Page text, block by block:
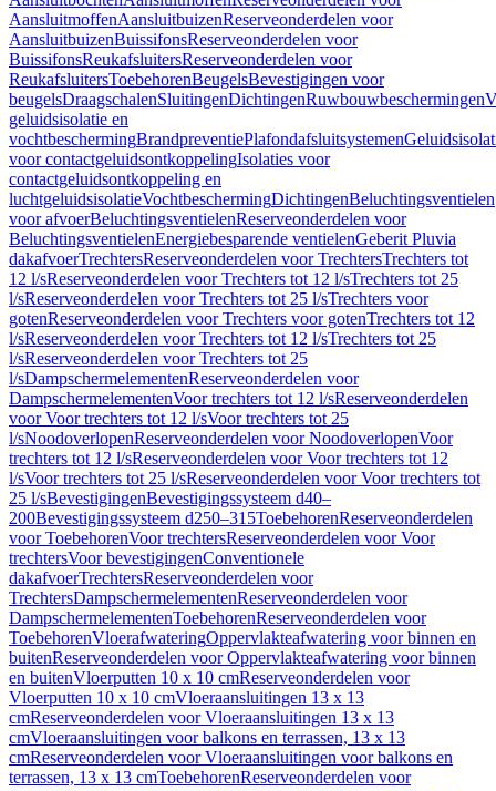
AansluitmoffenAansluitbuizenReserveonderdelen voor
AansluitbuizenBuissifonsReserveonderdelen voor
BuissifonsReukafsluitersReserveonderdelen voor
ReukafsluitersToebehorenBeugelsBevestigingen voor
beugelsDraagschalenSluitingenDichtingenRuwbouwbeschermingen
geluidsisolatie en
vochtbeschermingBrandpreventiePlafondafsluitsystemen
voor contactgeluidsontkoppelingIsolaties voor
contactgeluidsontkoppeling en
luchtgeluidsisolatieVochtbeschermingDichtingenBeluchtingsventielen
voor afvoerBeluchtingsventielenReserveonderdelen voor
BeluchtingsventielenEnergiebesparende ventielenGeberit Pluvia
dakafvoerTrechtersReserveonderdelen voor TrechtersTrechters tot
12 l/sReserveonderdelen voor Trechters tot 12 l/sTrechters tot 25
l/sReserveonderdelen voor Trechters tot 25 l/sTrechters voor
gotenReserveonderdelen voor Trechters voor gotenTrechters tot 12
l/sReserveonderdelen voor Trechters tot 12 l/sTrechters tot 25
l/sReserveonderdelen voor Trechters tot 25
l/sDampschermelementenReserveonderdelen voor
DampschermelementenVoor trechters tot 12 l/sReserveonderdelen
voor Voor trechters tot 12 l/sVoor trechters tot 25
l/sNoodoverlopenReserveonderdelen voor NoodoverlopenVoor
trechters tot 12 l/sReserveonderdelen voor Voor trechters tot 12
l/sVoor trechters tot 25 l/sReserveonderdelen voor Voor trechters tot
25 l/sBevestigingenBevestigingssysteem d40–
200Bevestigingssysteem d250–315ToebehorenReserveonderdelen
voor ToebehorenVoor trechtersReserveonderdelen voor Voor
trechtersVoor bevestigingenConventionele
dakafvoerTrechtersReserveonderdelen voor
TrechtersDampschermelementenReserveonderdelen voor
DampschermelementenToebehorenReserveonderdelen voor
ToebehorenVloerafwateringOppervlakteafwatering voor binnen en
buitenReserveonderdelen voor Oppervlakteafwatering voor binnen
en buitenVloerputten 10 x 10 cmReserveonderdelen voor
Vloerputten 10 x 10 cmVloeraansluitingen 13 x 13
cmReserveonderdelen voor Vloeraansluitingen 13 x 13
cmVloeraansluitingen voor balkons en terrassen, 13 x 13
cmReserveonderdelen voor Vloeraansluitingen voor balkons en
terrassen, 13 x 13 cmToebehorenReserveonderdelen voor